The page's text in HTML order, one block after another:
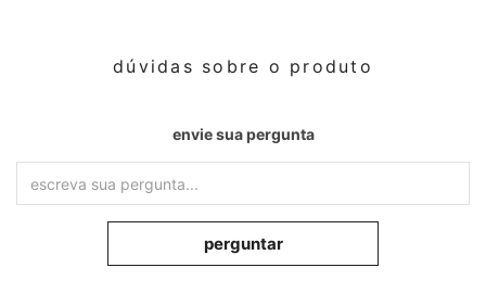
dúvidas sobre o produto
envie sua pergunta
perguntar